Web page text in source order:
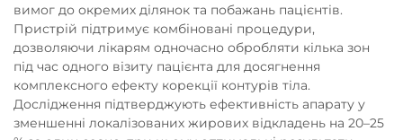
вимог до окремих ділянок та побажань пацієнтів.
Пристрій підтримує комбіновані процедури,
дозволяючи лікарям одночасно обробляти кілька зон
під час одного візиту пацієнта для досягнення
комплексного ефекту корекції контурів тіла.
Дослідження підтверджують ефективність апарату у
зменшенні локалізованих жирових відкладень на 20–25